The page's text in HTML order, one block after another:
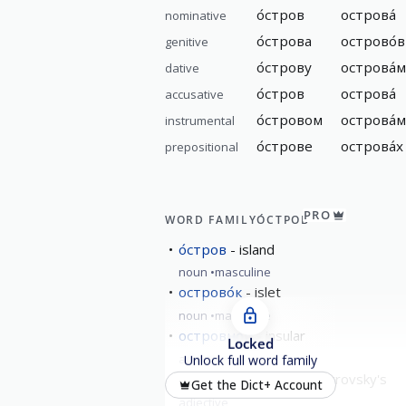
nominative о́стров острова́
genitive о́строва острово́в
dative о́строву острова́м
accusative о́стров острова́
instrumental о́стровом
prepositional о́строве острова́х
WORD FAMILYО́СТРОВPRO
о́стров island
noun masculine
острово́к islet
noun masculine
островно́й insular
adjective
островской island; Ostrovsky's
adjective
Locked
Unlock full word family
Get the Dict+ Account